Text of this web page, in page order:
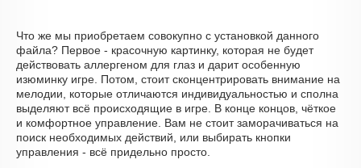
Что же мы приобретаем совокупно с установкой данного
файла? Первое - красочную картинку, которая не будет
действовать аллергеном для глаз и дарит особенную
изюминку игре. Потом, стоит сконцентрировать внимание на
мелодии, которые отличаются индивидуальностью и сполна
выделяют всё происходящие в игре. В конце концов, чёткое
и комфортное управление. Вам не стоит заморачиваться на
поиск необходимых действий, или выбирать кнопки
управления - всё придельно просто.